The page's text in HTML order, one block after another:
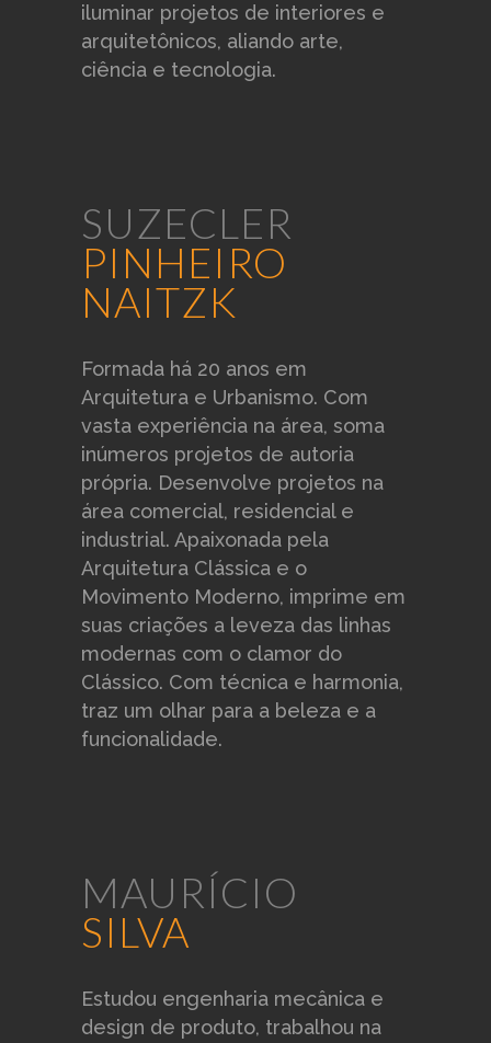
iluminar projetos de interiores e
arquitetônicos, aliando arte,
ciência e tecnologia.
SUZECLER
PINHEIRO
NAITZK
Formada há 20 anos em
Arquitetura e Urbanismo. Com
vasta experiência na área, soma
inúmeros projetos de autoria
própria. Desenvolve projetos na
área comercial, residencial e
industrial. Apaixonada pela
Arquitetura Clássica e o
Movimento Moderno, imprime em
suas criações a leveza das linhas
modernas com o clamor do
Clássico. Com técnica e harmonia,
traz um olhar para a beleza e a
funcionalidade.
MAURÍCIO
SILVA
Estudou engenharia mecânica e
design de produto, trabalhou na